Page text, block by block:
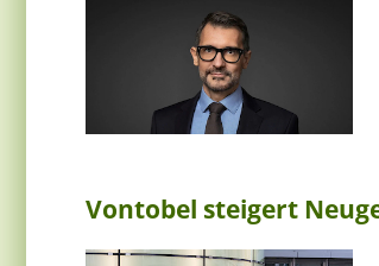
Vontobel steigert